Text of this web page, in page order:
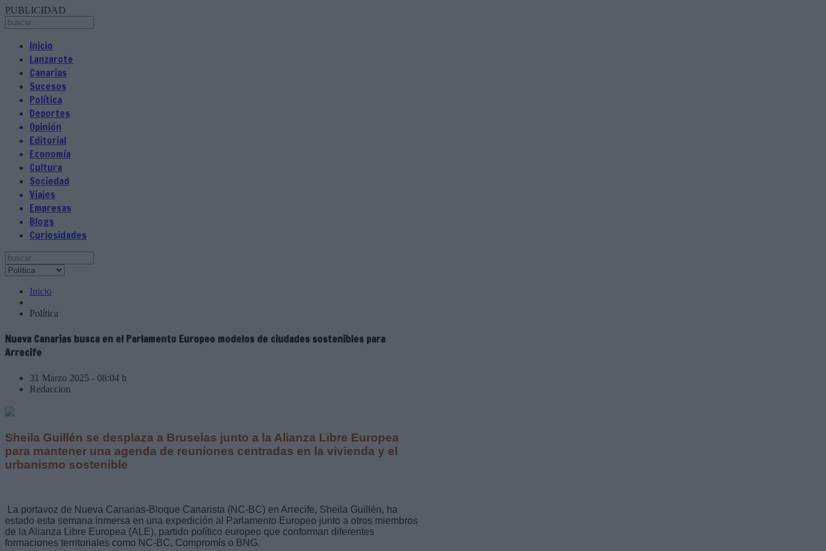
PUBLICIDAD
Inicio
Lanzarote
Canarias
Sucesos
Política
Deportes
Opinión
Editorial
Economía
Cultura
Sociedad
Viajes
Empresas
Blogs
Curiosidades
Inicio
Política
Nueva Canarias busca en el Parlamento Europeo modelos de ciudades sostenibles para
Arrecife
31 Marzo 2025 - 08:04 h
Redaccion
Sheila Guillén se desplaza a Bruselas junto a la Alianza Libre Europea
para mantener una agenda de reuniones centradas en la vivienda y el
urbanismo sostenible
La portavoz de Nueva Canarias-Bloque Canarista (NC-BC) en Arrecife, Sheila Guillén, ha
estado esta semana inmersa en una expedición al Parlamento Europeo junto a otros miembros
de la Alianza Libre Europea (ALE), partido político europeo que conforman diferentes
formaciones territoriales como NC-BC, Compromís o BNG.